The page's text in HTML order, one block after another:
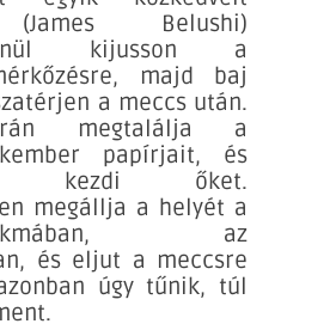
Belushi)
kijusson a
majd baj
a meccs után.
megtalálja a
papírjait, és
kezdi őket.
megállja a helyét a
az
és eljut a meccsre
úgy tűnik, túl